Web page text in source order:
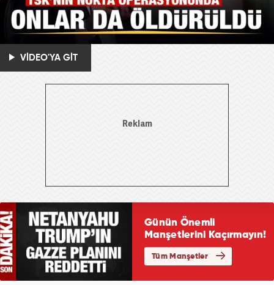
VİDEO'YA GİT